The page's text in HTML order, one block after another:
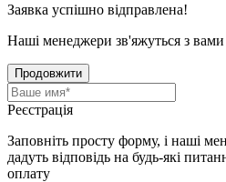
Заявка успішно відправлена!
Наші менеджери зв'яжуться з
Продовжити
Реєстрація
Заповніть просту форму, і наші
дадуть відповідь на будь-які
оплату